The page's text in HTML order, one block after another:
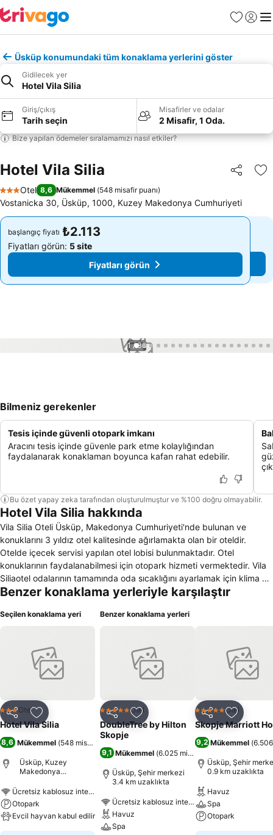
Favoriler
Giriş
Üsküp konumundaki tüm konaklama yerlerini göster
Gidilecek yer
Hotel Vila Silia
Giriş/çıkış
Tarih seçin
Misafirler ve odalar
2 Misafir, 1 Oda.
Bize yapılan ödemeler sıralamamızı nasıl etkiler?
Hotel Vila Silia Paylaş
3 Yıldız
Otel 8,6 Mükemmel (548 misafir puanı)
Vostanicka 30, Üsküp, 1000, Kuzey Makedonya Cumhuriyeti
başlangıç fiyatı ₺2.113
Fiyatları görün: 5 site
Fiyatları görün
başlangıç fiyatı ₺2.113
Fiyatları görün: 5 site
Fiyatları görün
1 / 38
Bilmeniz gerekenler
Tesis içinde güvenli otopark imkanı
Aracını tesis içinde güvenle park etme kolaylığından
faydalanarak konaklaman boyunca kafan rahat edebilir.
Bu özet yapay zeka tarafından oluşturulmuştur ve %100 doğru olmayabilir.
Hotel Vila Silia hakkında
Vila Silia Oteli Üsküp, Makedonya Cumhuriyeti'nde bulunan ve
konuklarını 3 yıldız otel kalitesinde ağırlamakta olan bir oteldir.
Otelde içecek servisi yapılan otel lobisi bulunmaktadır. Otel
konuklarının faydalanabilmesi için otopark hizmeti vermektedir. Vila
Siliaotel odalarının tamamında oda sıcaklığını ayarlamak için klima ve
ısıtmanın yanı sıra zaman geçirebileceğiniz birçok kanala sahip olan
bulunduğu bir banyo mevcuttur. Otelde konaklayan ve sigara
ve çok dil bilen personeli ile müşterilerini ağırlamakta olan otelde
balkon/teras bulunmaktadır. Otelde toplamda 5 oda yer almaktadır.
Konuklar tesiste bulunan su ısıtıcısı ile çay veya kahve yapabilir
odalarında konuklar, çalışmalarını yapabileceği çalışma masası da
mevcuttur.
Benzer konaklama yerleriyle karşılaştır
Seçilen konaklama yeri
Paylaş Favorilerime ekle
3 YıldızOtel
Hotel Vila Silia
8,6 Mükemmel (548 misafir puanı )
Üsküp, Kuzey
Makedonya
Ücretsiz kablosuz internet
Otopark
Evcil hayvan kabul edilir
Benzer konaklama yerleri
Paylaş Favorilerime ekle
5 Yıldız Otel
DoubleTree by Hilton
Skopje
9,1 Mükemmel (6.025 misafir puanı
Üsküp, Şehir merkezi
3.4 km uzaklıkta
Ücretsiz kablosuz internet
Havuz
Spa
Paylaş
5 Yıldız Otel
Skopje Marriott
9,2 Mükemmel (
Üsküp, Şehir
0.9 km uzaklıkta
Havuz
Spa
Otopark